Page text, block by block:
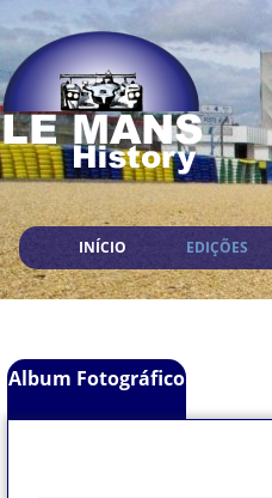
INÍCIO EDIÇÕES
Album Fotográfico